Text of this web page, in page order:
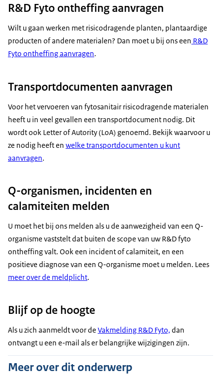
R&D Fyto ontheffing aanvragen
Wilt u gaan werken met risicodragende planten, plantaardige
producten of andere materialen? Dan moet u bij ons een R&D
Fyto ontheffing aanvragen.
Transportdocumenten aanvragen
Voor het vervoeren van fytosanitair risicodragende materialen
heeft u in veel gevallen een transportdocument nodig. Dit
wordt ook Letter of Autority (LoA) genoemd. Bekijk waarvoor u
ze nodig heeft en welke transportdocumenten u kunt
aanvragen.
Q-organismen, incidenten en
calamiteiten melden
U moet het bij ons melden als u de aanwezigheid van een Q-
organisme vaststelt dat buiten de scope van uw R&D fyto
ontheffing valt. Ook een incident of calamiteit, en een
positieve diagnose van een Q-organisme moet u melden. Lees
meer over de meldplicht.
Blijf op de hoogte
Als u zich aanmeldt voor de Vakmelding R&D Fyto, dan
ontvangt u een e-mail als er belangrijke wijzigingen zijn.
Meer over dit onderwerp